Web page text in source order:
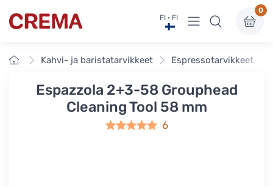
Crema FI · FI Näytä valikko
0
EtusivuKahvi- ja baristatarvikkeet Espressotarvikkeet
Espazzola 2+3-58 Grouphead
Cleaning Tool 58 mm
6